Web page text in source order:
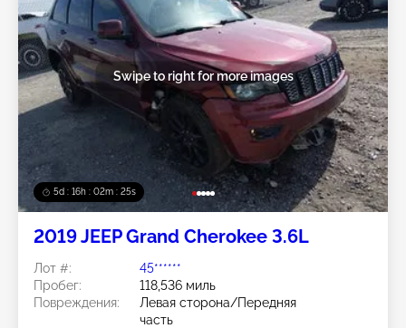
5d : 16h : 02m : 22s
Swipe to right for more images
2019 JEEP Grand Cherokee 3.6L
Лот #:
45******
Пробег:
118,536 миль
Повреждения:
Левая сторона/Передняя
часть